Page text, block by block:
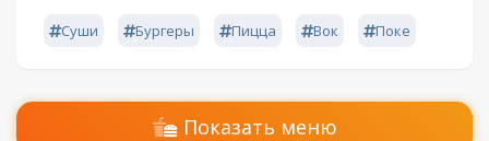
Суши Бургеры Пицца Вок Поке
Показать меню